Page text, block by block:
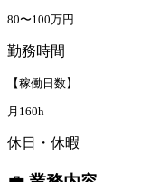
80〜100万円
勤務時間
【稼働日数】
月160h
休日・休暇